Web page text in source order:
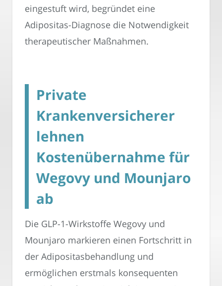
eingestuft wird, begründet eine
Adipositas-Diagnose die Notwendigkeit
therapeutischer Maßnahmen.
Private
Krankenversicherer
lehnen
Kostenübernahme für
Wegovy und Mounjaro
ab
Die GLP-1-Wirkstoffe Wegovy und
Mounjaro markieren einen Fortschritt in
der Adipositasbehandlung und
ermöglichen erstmals konsequenten